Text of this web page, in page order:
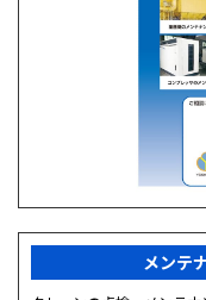
メンテ